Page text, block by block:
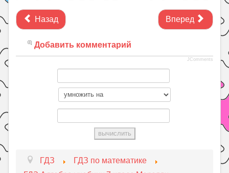
Назад Вперед
Добавить комментарий
JComments
ГДЗ
ГДЗ по математике